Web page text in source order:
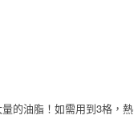
的油脂！如需用到3格，熱